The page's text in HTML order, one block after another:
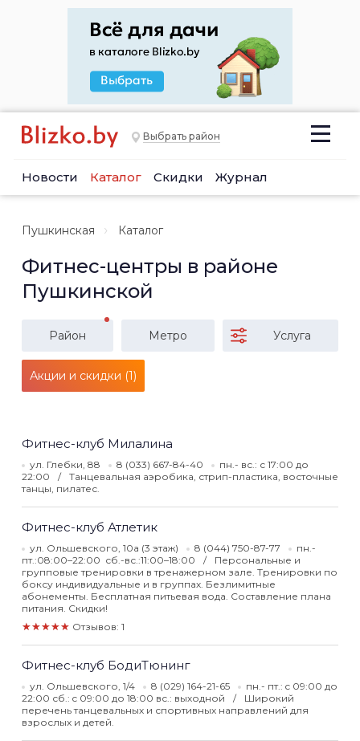
Выбрать район
Новости Каталог Скидки Журнал
Пушкинская Каталог
Фитнес-центры в районе
Пушкинской
Район Метро Услуга
Акции и скидки (1)
Фитнес-клуб Милалина
ул. Глебки, 88 8 (033) 667-84-40
пн.- вс.: с 17:00 до
22:00
Танцевальная аэробика, стрип-пластика, восточные
танцы, пилатес.
Фитнес-клуб Атлетик
ул. Ольшевского, 10а (3 этаж) 8 (044) 750-87-77
пн.-
пт.:08:00–22:00 сб.-вс.:11:00–18:00
Персональные и
групповые тренировки в тренажерном зале. Тренировки по
боксу индивидуальные и в группах. Безлимитные
абонементы. Бесплатная питьевая вода. Составление плана
питания. Скидки!
★★★★★ Отзывов: 1
Фитнес-клуб БодиТюнинг
ул. Ольшевского, 1/4 8 (029) 164-21-65
пн.- пт.: c 09:00 до
22:00 сб.: c 09:00 до 18:00 вс.: выходной
Широкий
перечень танцевальных и спортивных направлений для
взрослых и детей.